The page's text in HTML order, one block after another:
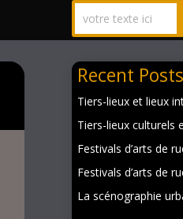
Recent Posts
Tiers-lieux et lieux
Tiers-lieux culturels
Festivals d’arts de
Festivals d’arts de
La scénographie